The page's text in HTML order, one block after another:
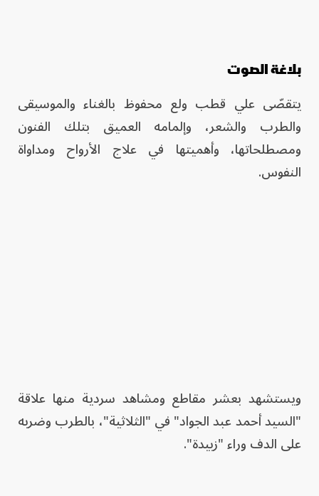
بلاغة الصوت
يتقصّى علي قطب ولع محفوظ بالغناء والموسيقى
والطرب والشعر، وإلمامه العميق بتلك الفنون
ومصطلحاتها، وأهميتها في علاج الأرواح ومداواة
النفوس.
ويستشهد بعشر مقاطع ومشاهد سردية منها علاقة
"السيد أحمد عبد الجواد" في "الثلاثية"، بالطرب وضربه
على الدف وراء "زبيدة".